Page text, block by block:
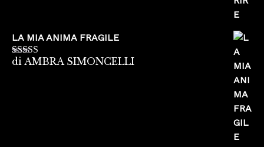
LA MIA ANIMA FRAGILE
Valutato5su
di AMBRA SIMONCELLI